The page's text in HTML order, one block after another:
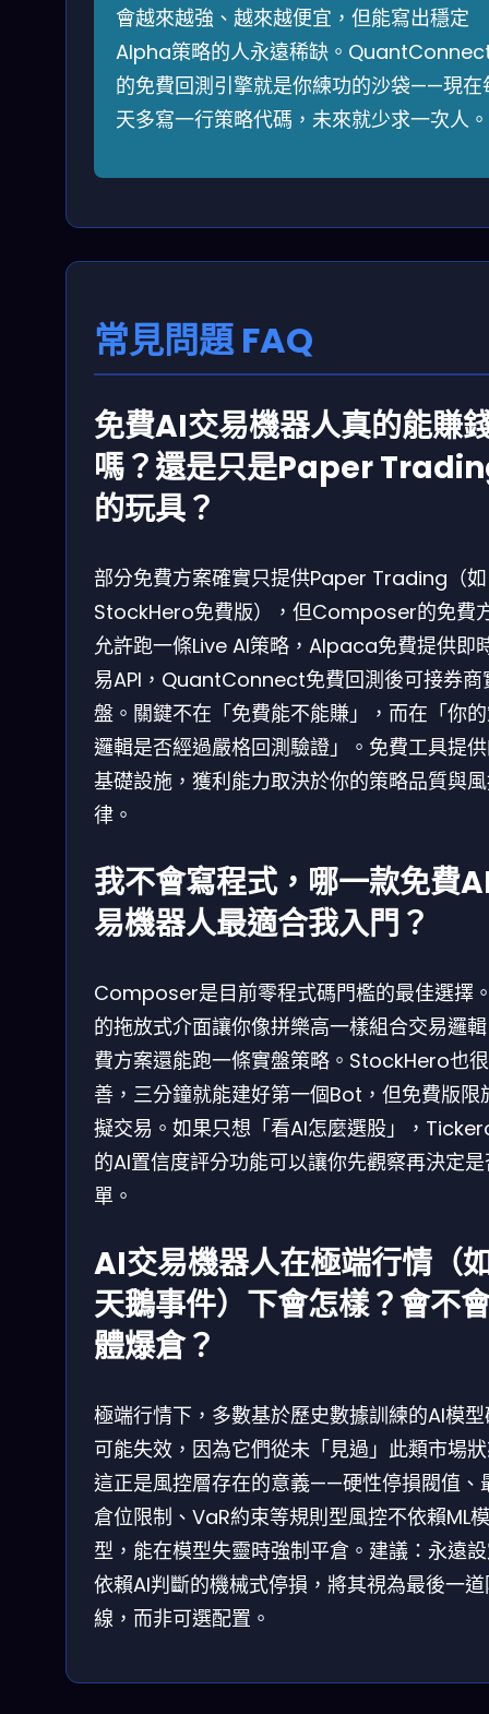
會越來越強、越來越便宜，但能寫出穩定
Alpha策略的人永遠稀缺。
的免費回測引擎就是你練功的沙袋——現在
天多寫一行策略代碼，未來就少求一次人。
常見問題 FAQ
免費AI交易機器人真的能賺
嗎？還是只是Paper
的玩具？
部分免費方案確實只提供Paper Trading（如
StockHero免費版），但Composer的免費
允許跑一條Live AI策略，Alpaca免費提供即
易API，QuantConnect免費回測後可接券商
盤。關鍵不在「免費能不能賺」，而在「你
邏輯是否經過嚴格回測驗證」。免費工具提
基礎設施，獲利能力取決於你的策略品質與
律。
我不會寫程式，哪一款免費
易機器人最適合我入門？
Composer是目前零程式碼門檻的最佳選擇
的拖放式介面讓你像拼樂高一樣組合交易邏
費方案還能跑一條實盤策略。StockHero也
善，三分鐘就能建好第一個Bot，但免費版限
擬交易。如果只想「看AI怎麼選股」，
的AI置信度評分功能可以讓你先觀察再決定
單。
AI交易機器人在極端行情（
天鵝事件）下會怎樣？會不
體爆倉？
極端行情下，多數基於歷史數據訓練的AI模
可能失效，因為它們從未「見過」此類市場
這正是風控層存在的意義——硬性停損閥值、
倉位限制、VaR約束等規則型風控不依賴ML模
型，能在模型失靈時強制平倉。建議：永遠
依賴AI判斷的機械式停損，將其視為最後一
線，而非可選配置。